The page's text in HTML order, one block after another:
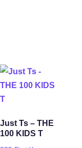
Just Ts – THE
100 KIDS T